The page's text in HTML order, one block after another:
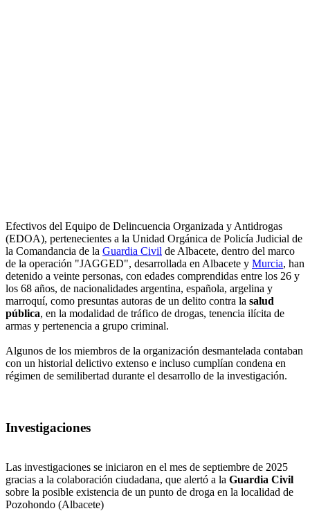
Efectivos del Equipo de Delincuencia Organizada y Antidrogas
(EDOA), pertenecientes a la Unidad Orgánica de Policía Judicial de
la Comandancia de la Guardia Civil de Albacete, dentro del marco
de la operación "JAGGED", desarrollada en Albacete y Murcia, han
detenido a veinte personas, con edades comprendidas entre los 26 y
los 68 años, de nacionalidades argentina, española, argelina y
marroquí, como presuntas autoras de un delito contra la salud
pública, en la modalidad de tráfico de drogas, tenencia ilícita de
armas y pertenencia a grupo criminal.
Algunos de los miembros de la organización desmantelada contaban
con un historial delictivo extenso e incluso cumplían condena en
régimen de semilibertad durante el desarrollo de la investigación.
Investigaciones
Las investigaciones se iniciaron en el mes de septiembre de 2025
gracias a la colaboración ciudadana, que alertó a la Guardia Civil
sobre la posible existencia de un punto de droga en la localidad de
Pozohondo (Albacete)